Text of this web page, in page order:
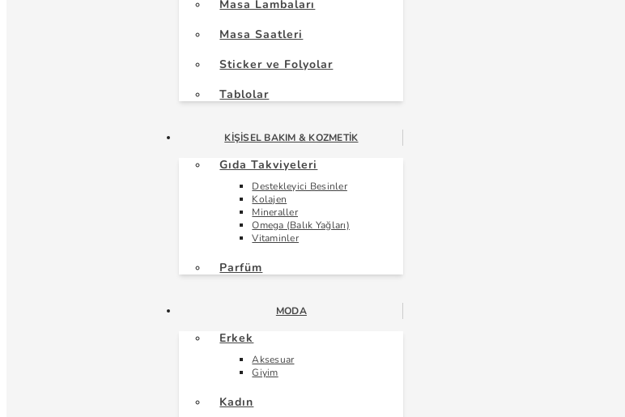
Masa Lambaları
Masa Saatleri
Sticker ve Folyolar
Tablolar
KIŞISEL BAKIM & KOZMETIK
Gıda Takviyeleri
Destekleyici Besinler
Kolajen
Mineraller
Omega (Balık Yağları)
Vitaminler
Parfüm
MODA
Erkek
Aksesuar
Giyim
Kadın